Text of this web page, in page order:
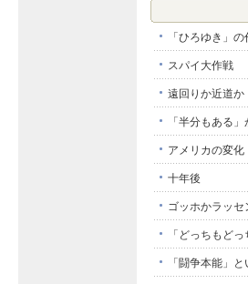
「ひろゆき」
スパイ大作戦
遠回りか近道か
「半分もある
アメリカの変化
十年後
ゴッホかラッセ
「どっちもど
「闘争本能」